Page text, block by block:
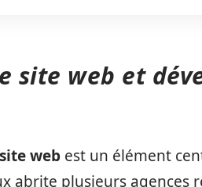
site web et
web est un élément
abrite plusieurs agences